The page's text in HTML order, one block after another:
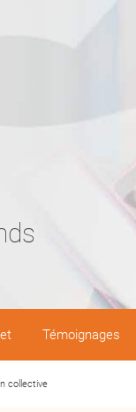
Témoignages
collective